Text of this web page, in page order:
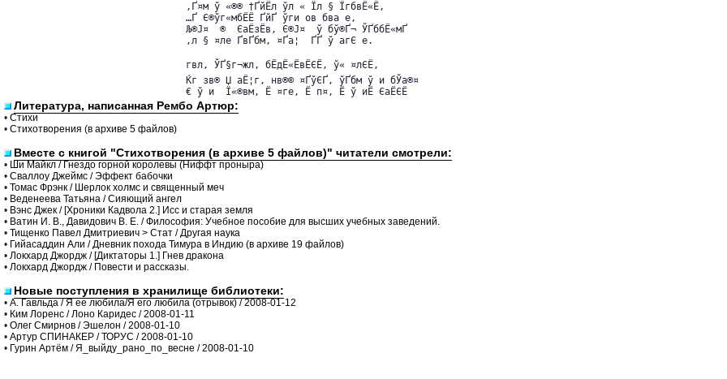
‚Ґ¤м ў «®­® †Ґ­йЁ­л ўл « Їл § ЇгбвЁ«Ё,
…Ґ Є®­ўг«мбЁЁ ҐйҐ ў­ги ов бва е,
Љ®Ј¤  ®­  ЄаЁзЁв, Є®Ј¤  ў бў®Ґ¬ ЎҐббЁ«мҐ
‚л § ¤ле ҐвҐбм, ¤Ґа¦  ҐҐ ў агЄ е.
гвл, ЎҐ§г¬жл, бЁдЁ«ЁвЁЄЁ, ў« ¤лЄЁ,
Ќг зв® Џ аЁ¦г, нв®© ¤ҐўЄҐ, ўҐбм ў и бЎа®¤
€ ў и  Ї«®вм, Ё ¤ге, Ё п¤, Ё ў иЁ ЄаЁЄЁ
Литература, написанная Рембо Артюр:
• Стихи
• Стихотворения (в архиве 5 файлов)
Вместе с книгой "Стихотворения (в архиве 5 файлов)" читатели смотрели:
• Ши Майкл / Гнездо горной королевы (Ниффт проныра)
• Сваллоу Джеймс / Эффект бабочки
• Томас Фрэнк / Шерлок холмс и священный меч
• Веденеева Татьяна / Сияющий ангел
• Вэнс Джек / [Хроники Кадвола 2.] Исс и старая земля
• Ватин И. В., Давидович В. Е. / Философия: Учебное пособие для высших учебных заведений.
• Тищенко Павел Дмитриевич > Стат / Другая наука
• Гийасаддин Али / Дневник похода Тимура в Индию (в архиве 19 файлов)
• Локхард Джордж / [Диктаторы 1.] Гнев дракона
• Локхард Джордж / Повести и рассказы.
Новые поступления в хранилище библиотеки:
• А. Гавльда / Я ее любила/Я его любила (отрывок) / 2008-01-12
• Ким Лоренс / Лоно Каридес / 2008-01-11
• Олег Смирнов / Эшелон / 2008-01-10
• Артур СПИНАКЕР / ТОРУС / 2008-01-10
• Гурин Артём / Я_выйду_рано_по_весне / 2008-01-10